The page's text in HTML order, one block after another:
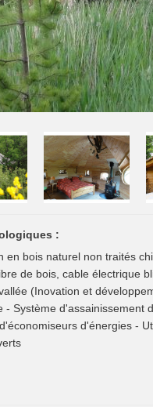
:
en bois naturel non traités
de bois, cable électrique
(Inovation et
- Système d'assainissement
d'énergies -